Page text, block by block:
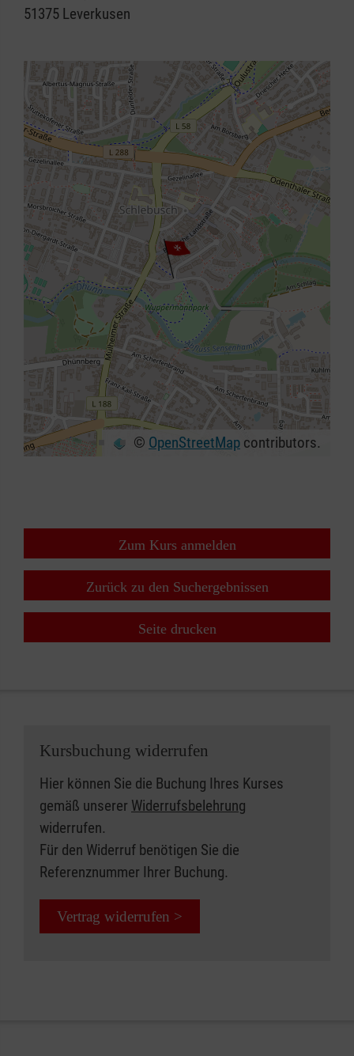
51375 Leverkusen
© OpenStreetMap contributors.
Zum Kurs anmelden
Zurück zu den Suchergebnissen
Seite drucken
Kursbuchung widerrufen
Hier können Sie die Buchung Ihres Kurses
gemäß unserer Widerrufsbelehrung
widerrufen.
Für den Widerruf benötigen Sie die
Referenznummer Ihrer Buchung.
Vertrag widerrufen >